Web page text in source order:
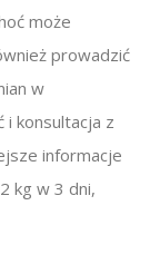
może
prowadzić
w
i konsultacja z
informacje
kg w 3 dni,